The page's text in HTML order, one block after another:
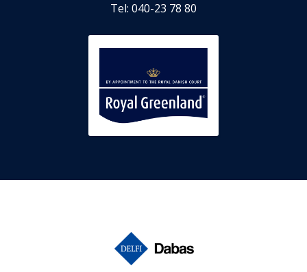
Tel: 040-23 78 80